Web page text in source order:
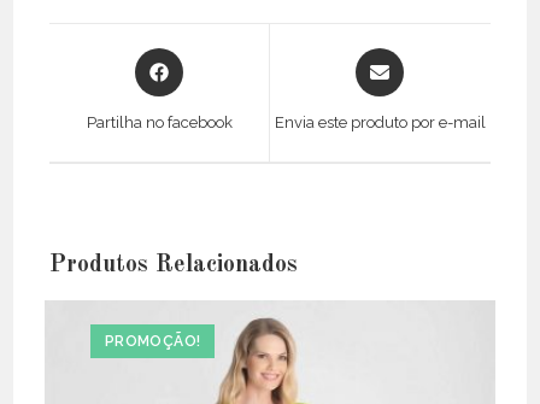
Opens
in
Partilha no facebook
Opens
in
Envia este produto por e-mail
Produtos Relacionados
PROMOÇÃO!